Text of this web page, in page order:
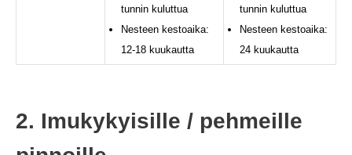
tunnin kuluttua
Nesteen kestoaika:
12-18 kuukautta
tunnin kuluttua
Nesteen kestoaika:
24 kuukautta
2. Imukykyisille / pehmeille